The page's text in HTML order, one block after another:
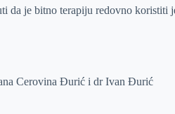
da je bitno terapiju redovno koristiti
Cerovina Đurić i dr Ivan Đurić